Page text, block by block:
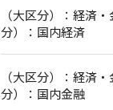
（大区分）：経
分）：国内経済
（大区分）：経
分）：国内金融